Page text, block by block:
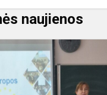
naujienos